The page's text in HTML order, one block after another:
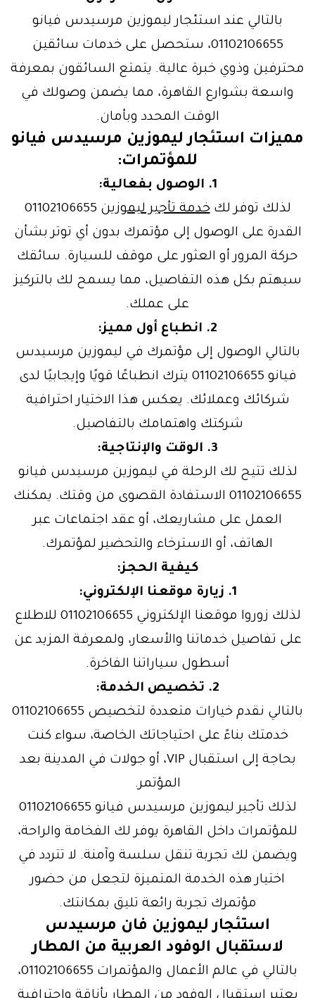
بالتالي عند استئجار ليموزين مرسيدس فيانو
01102106655، ستحصل على خدمات سائقين
محترفين وذوي خبرة عالية. يتمتع السائقون بمعرفة
واسعة بشوارع القاهرة، مما يضمن وصولك في
الوقت المحدد وبأمان.
مميزات استئجار ليموزين مرسيدس فيانو
للمؤتمرات:
1. الوصول بفعالية:
لذلك توفر لكخدمة تأجير ليموزين 01102106655
القدرة على الوصول إلى مؤتمرك بدون أي توتر بشأن
حركة المرور أو العثور على موقف للسيارة. سائقك
سيهتم بكل هذه التفاصيل، مما يسمح لك بالتركيز
على عملك.
2. انطباع أول مميز:
بالتالي الوصول إلى مؤتمرك في ليموزين مرسيدس
فيانو 01102106655 يترك انطباعًا قويًا وإيجابيًا لدى
شركائك وعملائك. يعكس هذا الاختيار احترافية
شركتك واهتمامك بالتفاصيل.
3. الوقت والإنتاجية:
لذلك تتيح لك الرحلة في ليموزين مرسيدس فيانو
01102106655 الاستفادة القصوى من وقتك. يمكنك
العمل على مشاريعك، أو عقد اجتماعات عبر
الهاتف، أو الاسترخاء والتحضير لمؤتمرك.
كيفية الحجز:
1. زيارة موقعنا الإلكتروني:
لذلك زوروا موقعنا الإلكتروني 01102106655 للاطلاع
على تفاصيل خدماتنا والأسعار، ولمعرفة المزيد عن
أسطول سياراتنا الفاخرة.
2. تخصيص الخدمة:
بالتالي نقدم خيارات متعددة لتخصيص 01102106655
خدمتك بناءً على احتياجاتك الخاصة، سواء كنت
بحاجة إلى استقبال VIP، أو جولات في المدينة بعد
المؤتمر.
لذلك تأجير ليموزين مرسيدس فيانو 01102106655
للمؤتمرات داخل القاهرة يوفر لك الفخامة والراحة،
ويضمن لك تجربة تنقل سلسة وآمنة. لا تتردد في
اختيار هذه الخدمة المتميزة لتجعل من حضور
مؤتمرك تجربة رائعة تليق بمكانتك.
استئجار ليموزين فان مرسيدس
لاستقبال الوفود العربية من المطار
بالتالي في عالم الأعمال والمؤتمرات 01102106655،